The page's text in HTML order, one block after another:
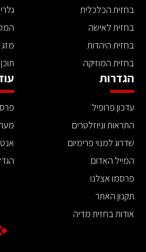
בחזית הכלכלית
בחזית לאישה
בחזית היהדות
בחזית המוזיקה
מזג
הגדרות
עדכון פרופיל
התראות וניוזלטרים
שדרוג למנוי פרימיום
המייל האדום
פרסמו אצלנו
תקנון האתר
אודות בחזית מדיה